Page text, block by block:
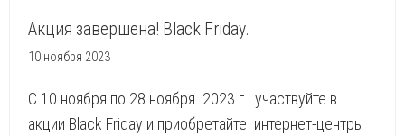
Акция завершена! Black Friday.
10 ноября 2023
С 10 ноября по 28 ноября 2023 г. участвуйте в
акции Black Friday и приобретайте интернет-центры